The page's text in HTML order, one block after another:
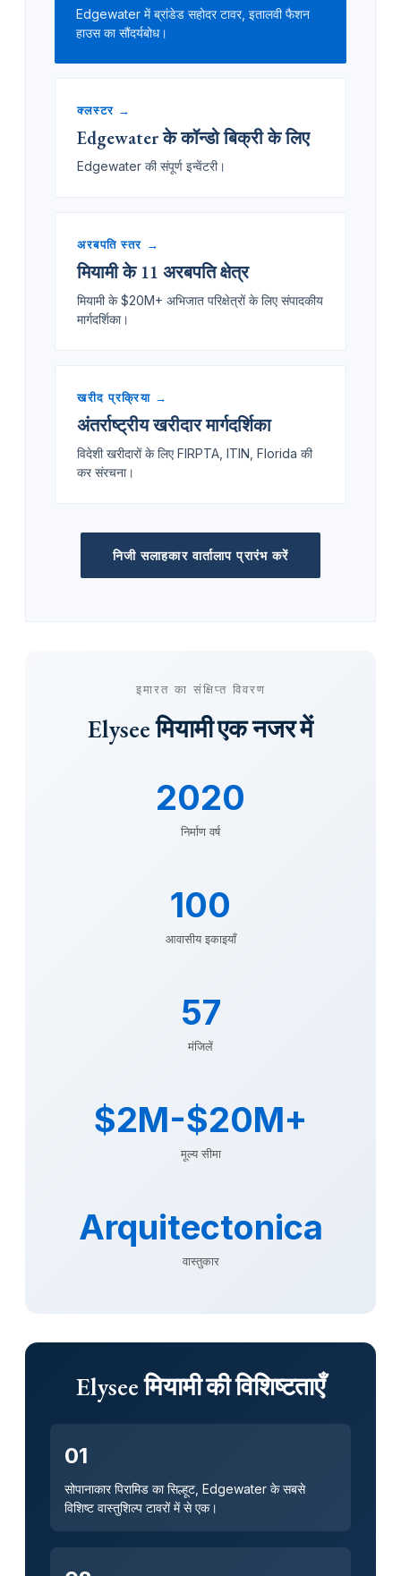
Edgewater में ब्रांडेड सहोदर टावर, इतालवी फैशन
हाउस का सौंदर्यबोध।
क्लस्टर →
Edgewater के कॉन्डो बिक्री के लिए
Edgewater की संपूर्ण इन्वेंटरी।
अरबपति स्तर →
मियामी के 11 अरबपति क्षेत्र
मियामी के $20M+ अभिजात परिक्षेत्रों के लिए संपादकीय
मार्गदर्शिका।
खरीद प्रक्रिया →
अंतर्राष्ट्रीय खरीदार मार्गदर्शिका
विदेशी खरीदारों के लिए FIRPTA, ITIN, Florida की
कर संरचना।
निजी सलाहकार वार्तालाप प्रारंभ करें
इमारत का संक्षिप्त विवरण
Elysee मियामी एक नजर में
2020
निर्माण वर्ष
100
आवासीय इकाइयाँ
57
मंजिलें
$2M-$20M+
मूल्य सीमा
Arquitectonica
वास्तुकार
Elysee मियामी की विशिष्टताएँ
01
सोपानाकार पिरामिड का सिल्हूट, Edgewater के सबसे
विशिष्ट वास्तुशिल्प टावरों में से एक।